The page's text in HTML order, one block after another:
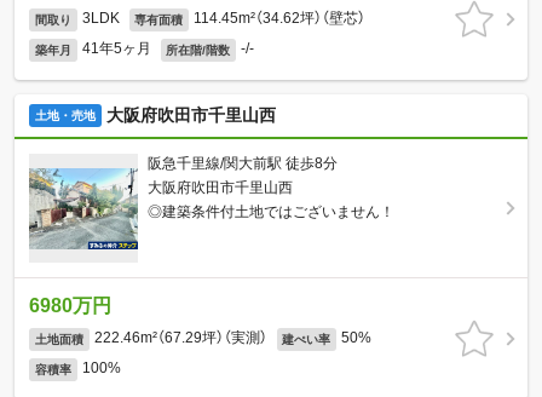
間取り 3LDK 専有面積 114.45m²（34.62坪）（壁芯）
築年月 41年5ヶ月 所在階/階数 -/-
土地・売地 大阪府吹田市千里山西
阪急千里線/関大前駅 徒歩8分
大阪府吹田市千里山西
◎建築条件付土地ではございません！
6980万円
土地面積 222.46m²（67.29坪）（実測） 建ぺい率 50%
容積率 100%